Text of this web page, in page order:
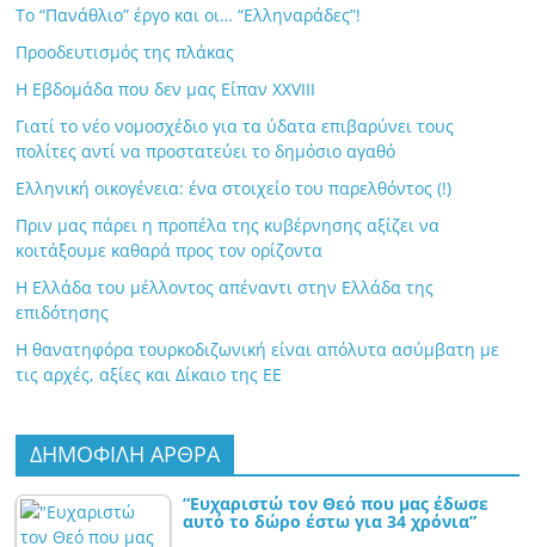
Το “Πανάθλιο” έργο και οι… “Ελληναράδες”!
Προοδευτισμός της πλάκας
Η Εβδομάδα που δεν μας Είπαν XXVIII
Γιατί το νέο νομοσχέδιο για τα ύδατα επιβαρύνει τους
πολίτες αντί να προστατεύει το δημόσιο αγαθό
Ελληνική οικογένεια: ένα στοιχείο του παρελθόντος (!)
Πριν μας πάρει η προπέλα της κυβέρνησης αξίζει να
κοιτάξουμε καθαρά προς τον ορίζοντα
Η Ελλάδα του μέλλοντος απέναντι στην Ελλάδα της
επιδότησης
Η θανατηφόρα τουρκοδιζωνική είναι απόλυτα ασύμβατη με
τις αρχές, αξίες και Δίκαιο της ΕΕ
ΔΗΜΟΦΙΛΗ ΑΡΘΡΑ
“Ευχαριστώ τον Θεό που μας έδωσε
αυτό το δώρο έστω για 34 χρόνια”